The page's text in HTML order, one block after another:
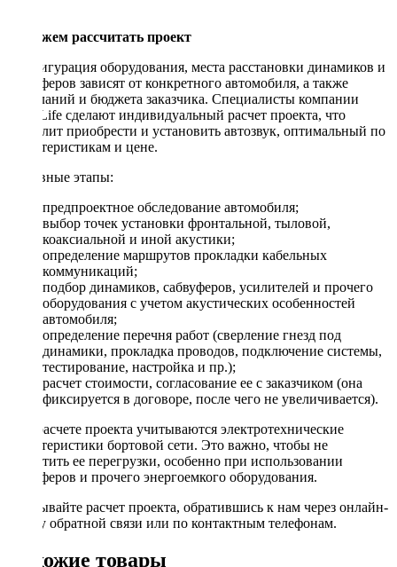
Поможем рассчитать проект
Конфигурация оборудования, места расстановки динамиков и
сабвуферов зависят от конкретного автомобиля, а также
пожеланий и бюджета заказчика. Специалисты компании
DriveLife сделают индивидуальный расчет проекта, что
позволит приобрести и установить автозвук, оптимальный по
характеристикам и цене.
Основные этапы:
предпроектное обследование автомобиля;
выбор точек установки фронтальной, тыловой,
коаксиальной и иной акустики;
определение маршрутов прокладки кабельных
коммуникаций;
подбор динамиков, сабвуферов, усилителей и прочего
оборудования с учетом акустических особенностей
автомобиля;
определение перечня работ (сверление гнезд под
динамики, прокладка проводов, подключение системы,
тестирование, настройка и пр.);
расчет стоимости, согласование ее с заказчиком (она
фиксируется в договоре, после чего не увеличивается).
При расчете проекта учитываются электротехнические
характеристики бортовой сети. Это важно, чтобы не
допустить ее перегрузки, особенно при использовании
сабвуферов и прочего энергоемкого оборудования.
Заказывайте расчет проекта, обратившись к нам через онлайн-
форму обратной связи или по контактным телефонам.
Похожие товары